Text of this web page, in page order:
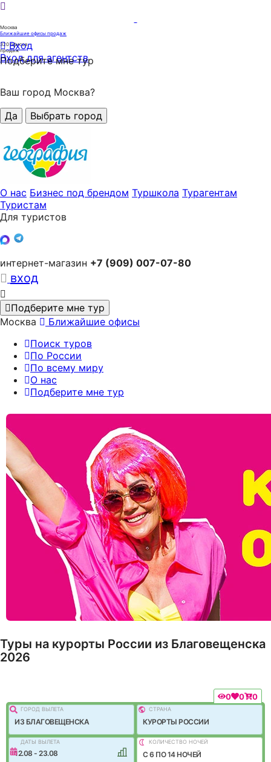
Москва
Ближайшие офисы продаж
320офисов
продаж
Вход
Вход для агентств
Подберите мне тур
Ваш город Москва?
Да
Выбрать город
О нас Бизнес под брендом Туршкола Турагентам
Туристам
Для туристов
интернет-магазин +7 (909) 007-07-80
вход
Подберите мне тур
Москва
Ближайшие офисы
Поиск туров
По России
По всему миру
О нас
Подберите мне тур
Туры на курорты России из Благовещенска
2026
0 0 0
ГОРОД ВЫЛEТА
ИЗ БЛАГОВЕЩЕНСКА
СТРАНА
КУРОРТЫ РОССИИ
ДАТЫ ВЫЛЕТА
12.08 - 23.08
КОЛИЧЕСТВО НОЧЕЙ
C 6 ПО 14 НОЧЕЙ